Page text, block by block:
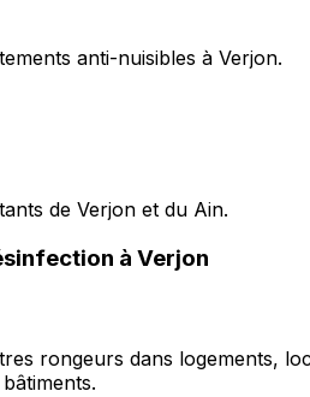
anti-nuisibles à Verjon.
de Verjon et du Ain.
à Verjon
rongeurs dans logements,